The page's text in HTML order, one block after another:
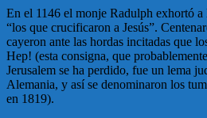
En el 1146 el monje Radulph exhortó a
“los que crucificaron a Jesús”.
cayeron ante las hordas incitadas que
Hep! (esta consigna, que
Jerusalem se ha perdido, fue un lema
Alemania, y así se denominaron los
en 1819).